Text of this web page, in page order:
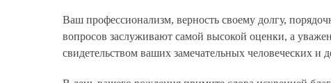
Ваш профессионализм, верность своему долгу,
вопросов заслуживают самой высокой оценки, а
свидетельством ваших замечательных человеческих и